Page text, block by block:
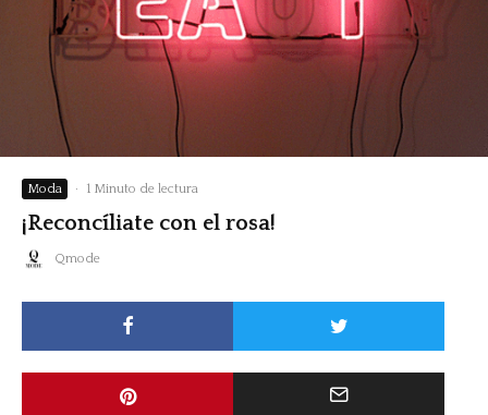
Moda · 1 Minuto de lectura
¡Reconcíliate con el rosa!
Qmode